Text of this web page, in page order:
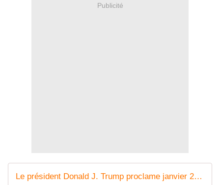
Publicité
Le président Donald J. Trump proclame janvier 2018 Mois National de la Prévention de l'Esclavage et de la Traite des Personnes ! - MOINS de BIENS PLUS de LIENS